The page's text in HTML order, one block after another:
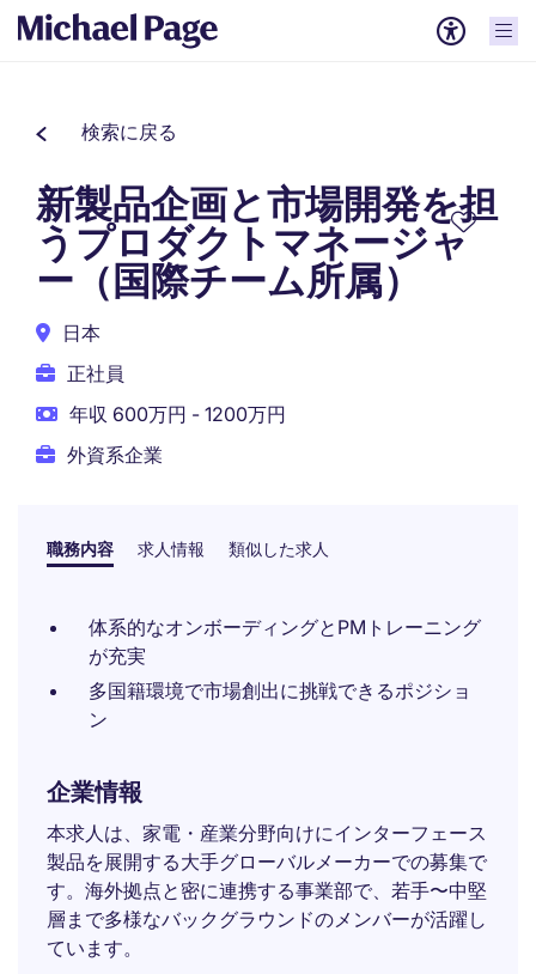
検索に戻る
新製品企画と市場開発を担
うプロダクトマネージャ
ー（国際チーム所属）
日本
正社員
年収 600万円 - 1200万円
外資系企業
職務内容 求人情報 類似した求人
体系的なオンボーディングとPMトレーニング
が充実
多国籍環境で市場創出に挑戦できるポジショ
ン
企業情報
本求人は、家電・産業分野向けにインターフェース
製品を展開する大手グローバルメーカーでの募集で
す。海外拠点と密に連携する事業部で、若手〜中堅
層まで多様なバックグラウンドのメンバーが活躍し
ています。